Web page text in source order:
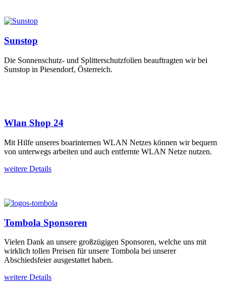
Sunstop
Die Sonnenschutz- und Splitterschutzfolien beauftragten wir bei
Sunstop in Piesendorf, Österreich.
Wlan Shop 24
Mit Hilfe unseres boarinternen WLAN Netzes können wir bequem
von unterwegs arbeiten und auch entfernte WLAN Netze nutzen.
weitere Details
Tombola Sponsoren
Vielen Dank an unsere großzügigen Sponsoren, welche uns mit
wirklich tollen Preisen für unsere Tombola bei unserer
Abschiedsfeier ausgestattet haben.
weitere Details